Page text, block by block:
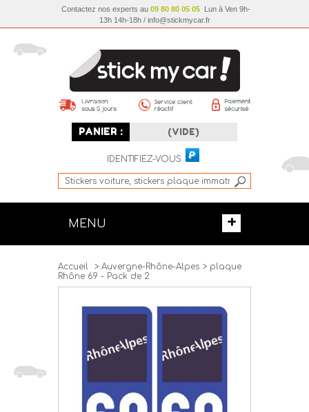
Contactez nos experts au 09 80 80 05 05Lun à Ven 9h-
13h 14h-18h / info@stickmycar.fr
PANIER : (VIDE)
IDENTIFIEZ-VOUS
+
MENU
Accueil > Auvergne-Rhône-Alpes > plaque
Rhône 69 - Pack de 2